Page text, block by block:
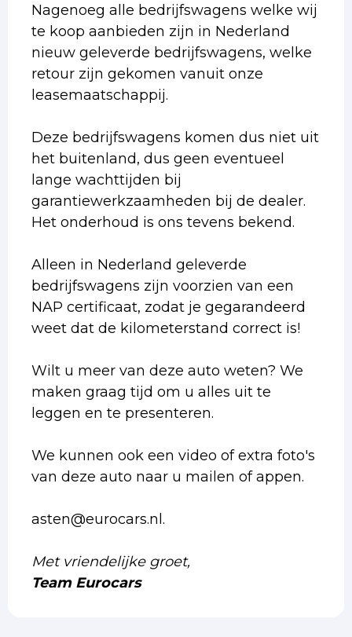
Nagenoeg alle bedrijfswagens welke wij
te koop aanbieden zijn in Nederland
nieuw geleverde bedrijfswagens, welke
retour zijn gekomen vanuit onze
leasemaatschappij.
Deze bedrijfswagens komen dus niet uit
het buitenland, dus geen eventueel
lange wachttijden bij
garantiewerkzaamheden bij de dealer.
Het onderhoud is ons tevens bekend.
Alleen in Nederland geleverde
bedrijfswagens zijn voorzien van een
NAP certificaat, zodat je gegarandeerd
weet dat de kilometerstand correct is!
Wilt u meer van deze auto weten? We
maken graag tijd om u alles uit te
leggen en te presenteren.
We kunnen ook een video of extra foto's
van deze auto naar u mailen of appen.
asten@eurocars.nl.
Met vriendelijke groet,
Team Eurocars